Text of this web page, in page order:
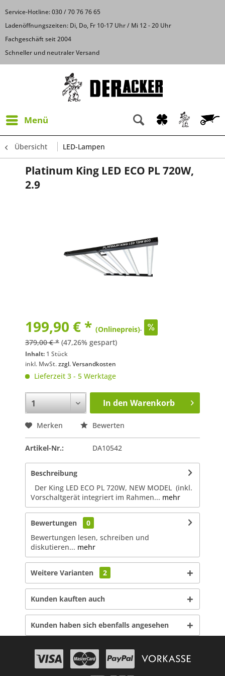
Service-Hotline: 030 / 70 76 76 65
Ladenöffnungszeiten: Di, Do, Fr 10-17 Uhr / Mi 12 - 20 Uhr
Fachgeschäft seit 2004
Schneller und neutraler Versand
Menü
Übersicht LED-Lampen
Platinum King LED ECO PL 720W,
2.9
199,90 € * (Onlinepreis)
379,00 € * (47,26% gespart)
Inhalt: 1 Stück
inkl. MwSt.zzgl. Versandkosten
Lieferzeit 3 - 5 Werktage
In den Warenkorb
Merken Bewerten
Artikel-Nr.: DA10542
Beschreibung
Der King LED ECO PL 720W, NEW MODEL (inkl.
Vorschaltgerät integriert im Rahmen... mehr
Bewertungen
0
Bewertungen lesen, schreiben und
diskutieren... mehr
Weitere Varianten 2
Kunden kauften auch
Kunden haben sich ebenfalls angesehen